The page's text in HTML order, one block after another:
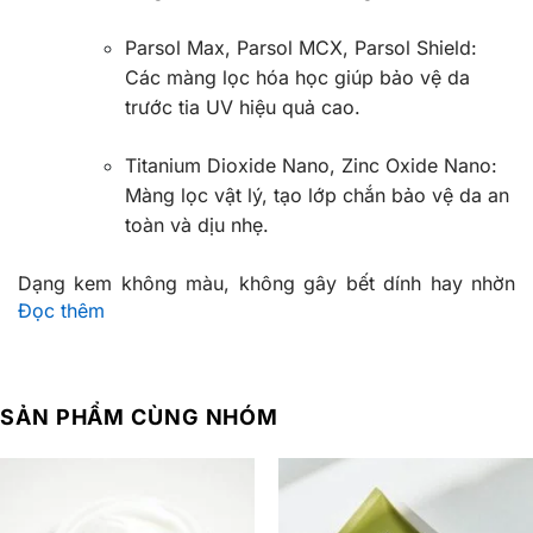
Parsol Max, Parsol MCX, Parsol Shield:
Các màng lọc hóa học giúp bảo vệ da
trước tia UV hiệu quả cao.
Titanium Dioxide Nano, Zinc Oxide Nano:
Màng lọc vật lý, tạo lớp chắn bảo vệ da an
toàn và dịu nhẹ.
Dạng kem không màu, không gây bết dính hay nhờn
rít, thông thoáng lỗ chân lông mà vẫn cung cấp đủ độ
Kem chống nắng
chu trình chăm sóc da, đặc biệt với những ai muốn bảo
vệ làn da khỏi tác động của ánh nắng mặt trời. Tại
IFREE, chúng tôi cung cấp dịch vụ gia công kem chống
nắng 5 màng lọc với công thức hiện đại, đáp ứng mọi
Đọc thêm
SẢN PHẨM CÙNG NHÓM